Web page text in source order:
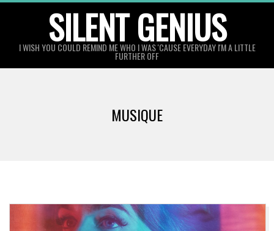
content
SILENT GENIUS
I WISH YOU COULD REMIND ME WHO I WAS 'CAUSE EVERYDAY I'M A LITTLE
FURTHER OFF
MUSIQUE